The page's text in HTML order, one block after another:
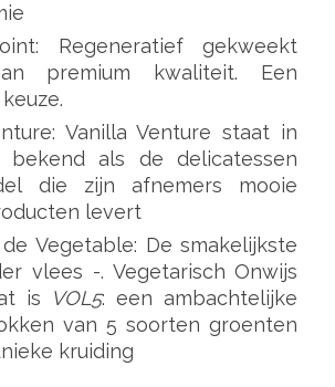
Regeneratief gekweekt
premium kwaliteit. Een
Vanilla Venture staat in
als de delicatessen
die zijn afnemers mooie
levert
Vegetable: De smakelijkste
vlees -. Vegetarisch Onwijs
is
VOL5: een ambachtelijke
van 5 soorten groenten
kruiding